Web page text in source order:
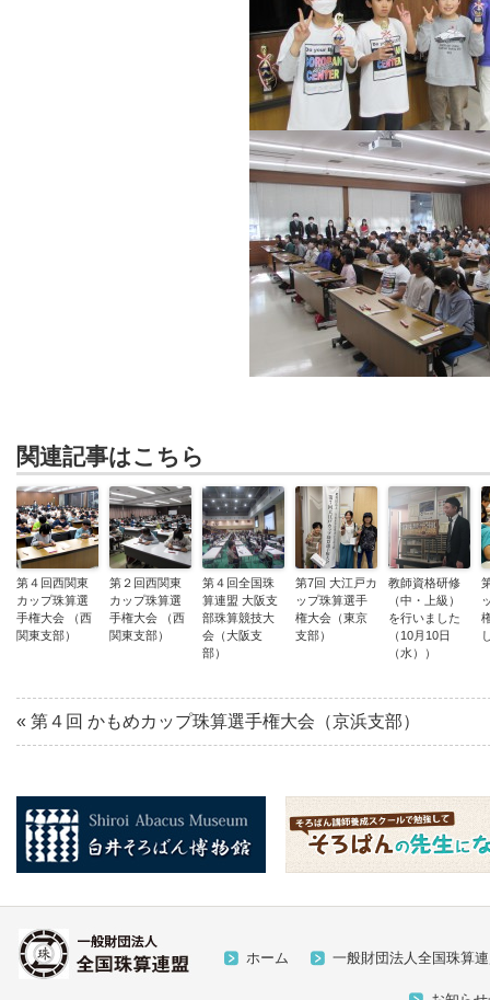
関連記事はこちら
第４回西関東
カップ珠算選
手権大会 （西
関東支部）
第２回西関東
カップ珠算選
手権大会 （西
関東支部）
第４回全国珠
算連盟 大阪支
部珠算競技大
会（大阪支
部）
第7回 大江戸カ
ップ珠算選手
権大会（東京
支部）
教師資格研修
（中・上級）
を行いました
（10月10日
（水））
« 第４回 かもめカップ珠算選手権大会（京浜支部）
一般財団法人全国珠算
ホーム